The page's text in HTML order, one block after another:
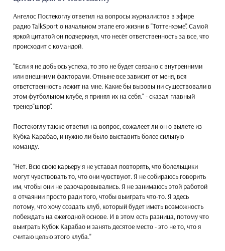
Ангелос Постекоглу ответил на вопросы журналистов в эфире
радио TalkSport о начальном этапе его жизни в "Тоттенхэме". Самой
яркой цитатой он подчеркнул, что несёт ответственность за все, что
происходит с командой.
"Если я не добьюсь успеха, то это не будет связано с внутренними
или внешними факторами. Отныне все зависит от меня, вся
ответственность лежит на мне. Какие бы вызовы ни существовали в
этом футбольном клубе, я принял их на себя." - сказал главный
тренер"шпор".
Постекоглу также ответил на вопрос, сожалеет ли он о вылете из
Кубка Карабао, и нужно ли было выставить более сильную
команду.
"Нет. Всю свою карьеру я не уставал повторять, что болельщики
могут чувствовать то, что они чувствуют. Я не собираюсь говорить
им, чтобы они не разочаровывались. Я не занимаюсь этой работой
в отчаянии просто ради того, чтобы выиграть что-то. Я здесь
потому, что хочу создать клуб, который будет иметь возможность
побеждать на ежегодной основе. И в этом есть разница, потому что
выиграть Кубок Карабао и занять десятое место - это не то, что я
считаю целью этого клуба."